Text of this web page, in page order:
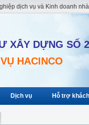
dịch vụ và Kinh doanh nhà
XÂY DỰNG SỐ
HACINCO
Dịch vụ Hỗ trợ